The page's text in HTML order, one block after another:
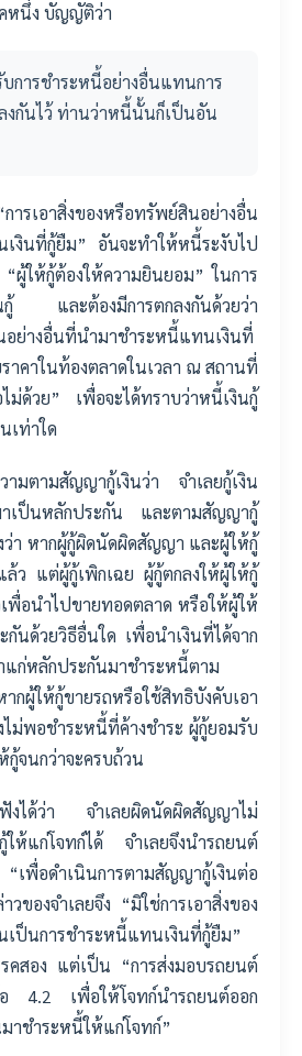
หนึ่ง บัญญัติว่า
บการชำระหนี้อย่างอื่นแทนการ
งกันไว้ ท่านว่าหนี้นั้นก็เป็นอัน
าสิ่งของหรือทรัพย์สินอย่างอื่น
เงินที่กู้ยืม” อันจะทำให้หนี้ระงับไป
ผู้ให้กู้ต้องให้ความยินยอม” ในการ
กู้ และต้องมีการตกลงกันด้วยว่า
อย่างอื่นที่นำมาชำระหนี้แทนเงินที่
าคาในท้องตลาดในเวลา ณ สถานที่
ม่ด้วย” เพื่อจะได้ทราบว่าหนี้เงินกู้
เท่าใด
มตามสัญญากู้เงินว่า จำเลยกู้เงิน
าเป็นหลักประกัน และตามสัญญากู้
ว่า หากผู้กู้ผิดนัดผิดสัญญา และผู้ให้กู้
ล้ว แต่ผู้กู้เพิกเฉย ผู้กู้ตกลงให้ผู้ให้กู้
พื่อนำไปขายทอดตลาด หรือให้ผู้ให้
กันด้วยวิธีอื่นใด เพื่อนำเงินที่ได้จาก
แก่หลักประกันมาชำระหนี้ตาม
กผู้ให้กู้ขายรถหรือใช้สิทธิบังคับเอา
ม่พอชำระหนี้ที่ค้างชำระ ผู้กู้ยอมรับ
กู้จนกว่าจะครบถ้วน
ฟังได้ว่า จำเลยผิดนัดผิดสัญญาไม่
ให้แก่โจทก์ได้ จำเลยจึงนำรถยนต์
พื่อดำเนินการตามสัญญากู้เงินต่อ
วของจำเลยจึง “มิใช่การเอาสิ่งของ
ป็นการชำระหนี้แทนเงินที่กู้ยืม”
คสอง แต่เป็น “การส่งมอบรถยนต์
4.2 เพื่อให้โจทก์นำรถยนต์ออก
าชำระหนี้ให้แก่โจทก์”